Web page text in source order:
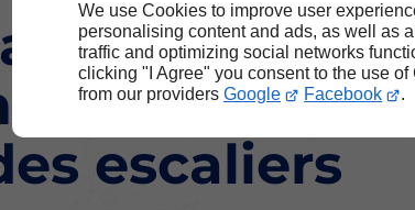
We use Cookies to improve user
personalising content and ads, as well as
traffic and optimizing social networks
clicking "I Agree" you consent to the use of
from our providers Google Facebook .
escaliers